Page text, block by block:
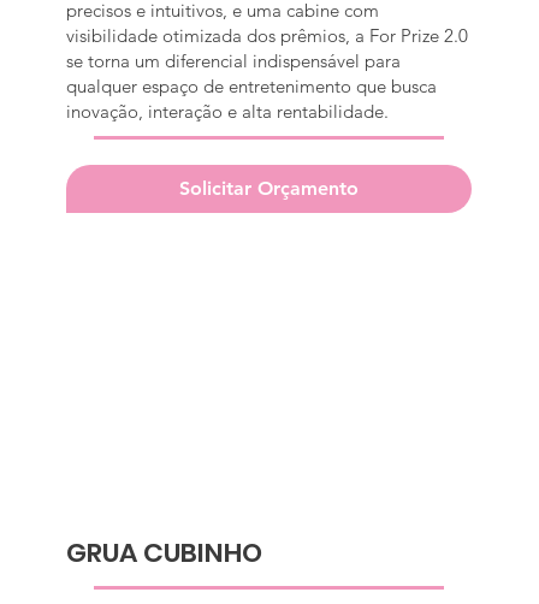
precisos e intuitivos, e uma cabine com
visibilidade otimizada dos prêmios, a For Prize 2.0
se torna um diferencial indispensável para
qualquer espaço de entretenimento que busca
inovação, interação e alta rentabilidade.
Solicitar Orçamento
GRUA CUBINHO